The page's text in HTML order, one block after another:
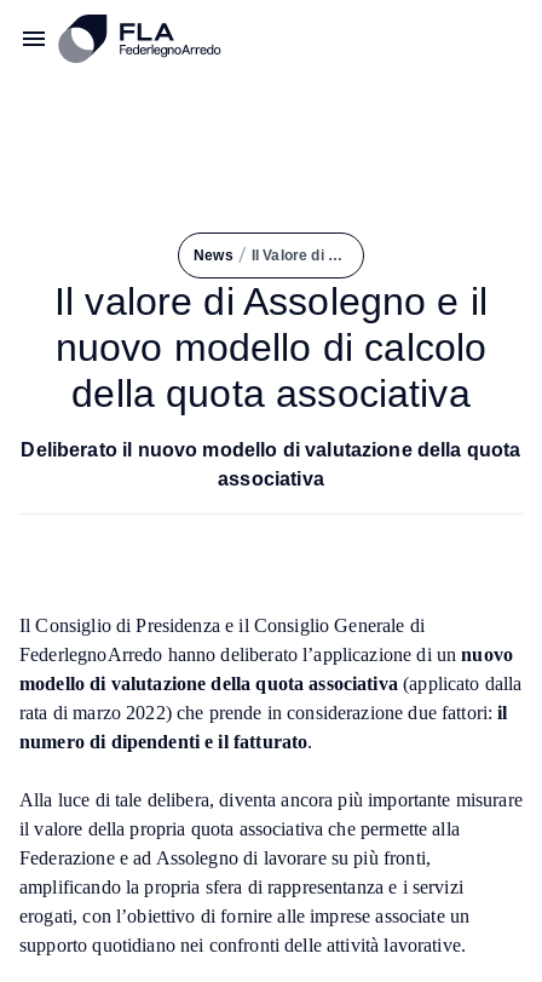
News / Il Valore di Assolegno e Il Nuovo Modello di Calcolo Della Quota Associativa
Il valore di Assolegno e il
nuovo modello di calcolo
della quota associativa
Deliberato il nuovo modello di valutazione della quota
associativa
Il Consiglio di Presidenza e il Consiglio Generale di
FederlegnoArredo hanno deliberato l’applicazione di unnuovo
modello di valutazione della quota associativa (applicato dalla
rata di marzo 2022) che prende in considerazione due fattori:il
numero di dipendenti e il fatturato.
Alla luce di tale delibera, diventa ancora più importante misurare
il valore della propria quota associativa che permette alla
Federazione e ad Assolegno di lavorare su più fronti,
amplificando la propria sfera di rappresentanza e i servizi
erogati, con l’obiettivo di fornire alle imprese associate un
supporto quotidiano nei confronti delle attività lavorative.